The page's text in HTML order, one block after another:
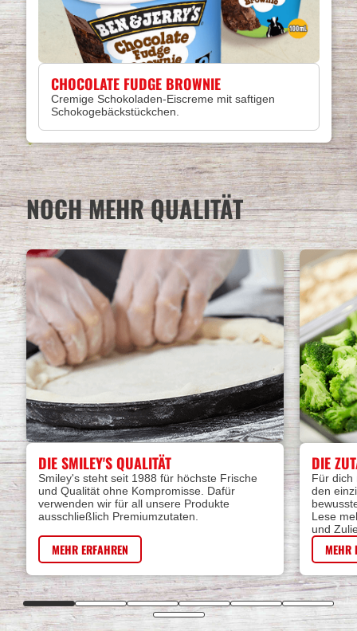
CHOCOLATE FUDGE BROWNIE
Cremige Schokoladen-Eiscreme mit saftigen
Schokogebäckstückchen.
NOCH MEHR QUALITÄT
DIE SMILEY'S QUALITÄT
Smiley's steht seit 1988 für höchste Frische
und Qualität ohne Kompromisse. Dafür
verwenden wir für all unsere Produkte
ausschließlich Premiumzutaten.
MEHR ERFAHREN
DIE
Für dich
den
Lese
und
MEHR